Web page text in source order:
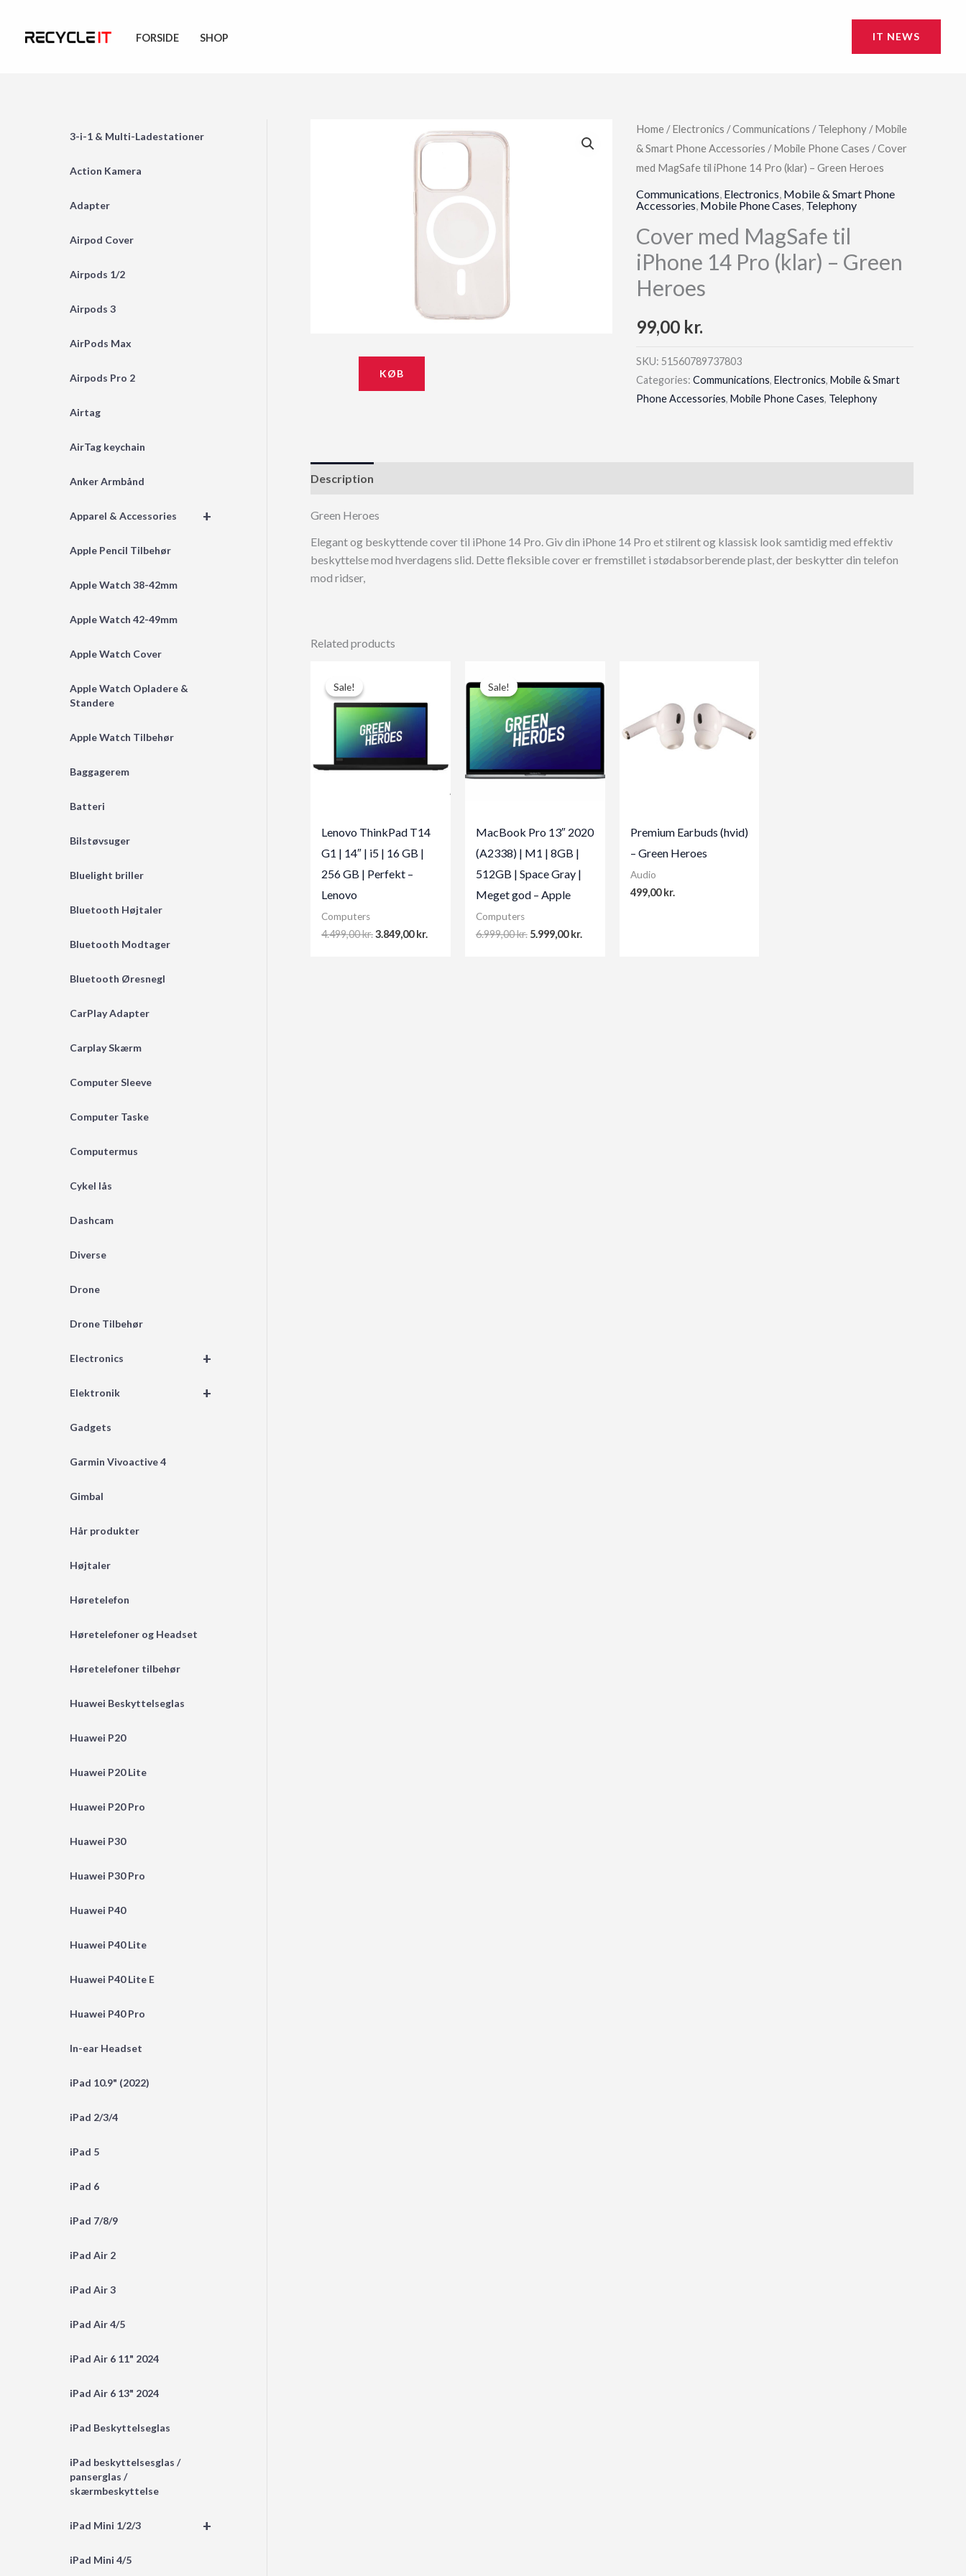
FORSIDE SHOP IT NEWS
3-i-1 & Multi-Ladestationer
Action Kamera
Adapter
Airpod Cover
Airpods 1/2
Airpods 3
AirPods Max
Airpods Pro 2
Airtag
AirTag keychain
Anker Armbånd
+
Apparel & Accessories
Apple Pencil Tilbehør
Apple Watch 38-42mm
Apple Watch 42-49mm
Apple Watch Cover
Apple Watch Opladere &
Standere
Apple Watch Tilbehør
Baggagerem
Batteri
Bilstøvsuger
Bluelight briller
Bluetooth Højtaler
Bluetooth Modtager
Bluetooth Øresnegl
CarPlay Adapter
Carplay Skærm
Computer Sleeve
Computer Taske
Computermus
Cykel lås
Dashcam
Diverse
Drone
Drone Tilbehør
+
Electronics
+
Elektronik
Gadgets
Garmin Vivoactive 4
Gimbal
Hår produkter
Højtaler
Høretelefon
Høretelefoner og Headset
Høretelefoner tilbehør
Huawei Beskyttelseglas
Huawei P20
Huawei P20 Lite
Huawei P20 Pro
Huawei P30
Huawei P30 Pro
Huawei P40
Huawei P40 Lite
Huawei P40 Lite E
Huawei P40 Pro
In-ear Headset
iPad 10.9" (2022)
iPad 2/3/4
iPad 5
iPad 6
iPad 7/8/9
iPad Air 2
iPad Air 3
iPad Air 4/5
iPad Air 6 11" 2024
iPad Air 6 13" 2024
iPad Beskyttelseglas
iPad beskyttelsesglas /
panserglas /
skærmbeskyttelse
+
iPad Mini 1/2/3
iPad Mini 4/5
Home /Electronics /Communications /Telephony /Mobile
& Smart Phone Accessories /Mobile Phone Cases / Cover
med MagSafe til iPhone 14 Pro (klar) – Green Heroes
Communications Electronics Mobile & Smart Phone
Accessories Mobile Phone Cases Telephony
Cover med MagSafe til
iPhone 14 Pro (klar) – Green
Heroes
99,00 kr.
SKU:51560789737803
Categories:Communications,Electronics,Mobile & Smart
Phone Accessories,Mobile Phone Cases, Telephony
KØB
Description
Green Heroes
Elegant og beskyttende cover til iPhone 14 Pro. Giv din iPhone 14 Pro et stilrent og klassisk look samtidig med effektiv
beskyttelse mod hverdagens slid. Dette fleksible cover er fremstillet i stødabsorberende plast, der beskytter din telefon
mod ridser,
Related products
Sale!
Sale!
Lenovo ThinkPad T14
G1 | 14″ | i5 | 16 GB |
256 GB | Perfekt –
Lenovo
Computers
4.499,00kr.Original
3.849,00kr.
Sale!
Sale!
MacBook Pro 13″ 2020
(A2338) | M1 | 8GB |
512GB | Space Gray |
Meget god – Apple
Computers
6.999,00kr. Original
5.999,00kr.
Premium Earbuds (hvid)
– Green Heroes
Audio
499,00kr.